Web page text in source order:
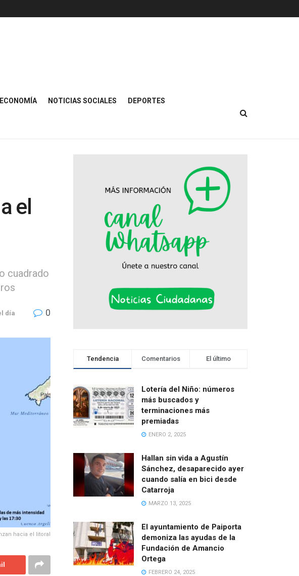
ECONOMÍA NOTICIAS SOCIALES DEPORTES
el
cuadrado
día 0
hacia el litoral
Tendencia Comentarios El último
Lotería del Niño: números
más buscados y
terminaciones más
premiadas
ENERO 2, 2025
Hallan sin vida a Agustín
Sánchez, desaparecido ayer
cuando salía en bici desde
Catarroja
MARZO 13, 2025
El ayuntamiento de Paiporta
demoniza las ayudas de la
Fundación de Amancio
Ortega
FEBRERO 24, 2025